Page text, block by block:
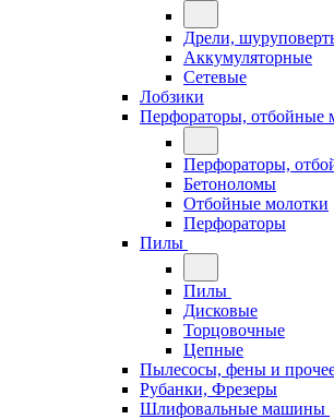
Дрели,
Аккумуляторные
Сетевые
Лобзики
Перфораторы, отбойные
Перфораторы,
Бетоноломы
Отбойные молотки
Перфораторы
Пилы
Пилы
Дисковые
Торцовочные
Цепные
Пылесосы, фены и
Рубанки, Фрезеры
Шлифовальные машины